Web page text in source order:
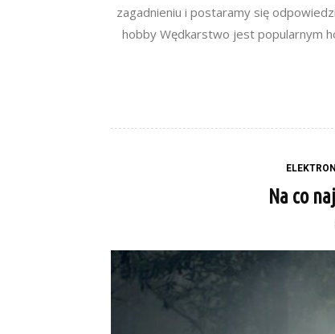
zagadnieniu i postaramy się
hobby Wędkarstwo jest popularnym
Na co